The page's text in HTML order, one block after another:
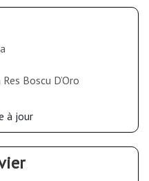
Boscu D’Oro
à jour